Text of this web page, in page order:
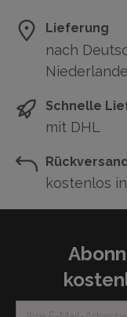
Lieferung
nach
Schnelle
mit DHL
kostenlos